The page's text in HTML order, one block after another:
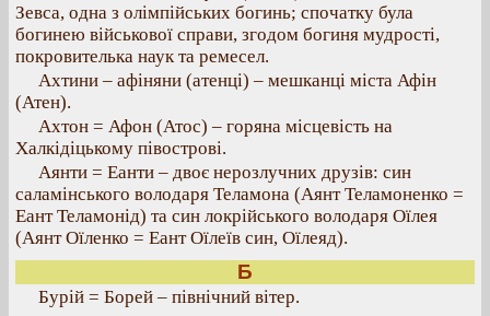
Зевса, одна з олімпійських богинь; спочатку була
богинею військової справи, згодом богиня мудрості,
покровителька наук та ремесел.
Ахтини – афіняни (атенці) – мешканці міста Афін
(Атен).
Ахтон = Афон (Атос) – горяна місцевість на
Халкідіцькому півострові.
Аянти = Еанти – двоє нерозлучних друзів: син
саламінського володаря Теламона (Аянт Теламоненко =
Еант Теламонід) та син локрійського володаря Оїлея
(Аянт Оїленко = Еант Оїлеїв син, Оїлеяд).
Б
Бурій = Борей – північний вітер.